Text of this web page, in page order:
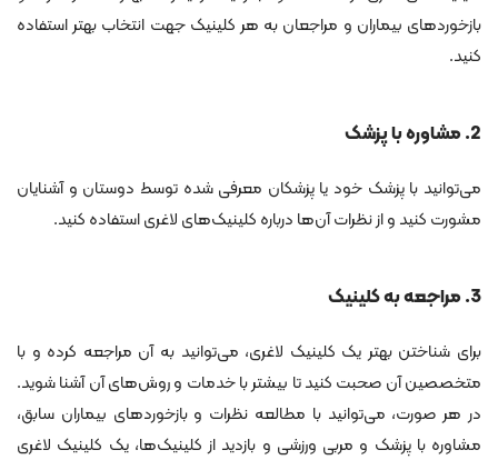
بازخوردهای بیماران و مراجعان به هر کلینیک جهت انتخاب بهتر استفاده
کنید.
2. مشاوره با پزشک
می‌توانید با پزشک خود یا پزشکان معرفی شده توسط دوستان و آشنایان
مشورت کنید و از نظرات آن‌ها درباره کلینیک‌های لاغری استفاده کنید.
3. مراجعه به کلینیک
برای شناختن بهتر یک کلینیک لاغری، می‌توانید به آن مراجعه کرده و با
متخصصین آن صحبت کنید تا بیشتر با خدمات و روش‌های آن آشنا شوید.
در هر صورت، می‌توانید با مطالعه نظرات و بازخوردهای بیماران سابق،
مشاوره با پزشک و مربی ورزشی و بازدید از کلینیک‌ها، یک کلینیک لاغری